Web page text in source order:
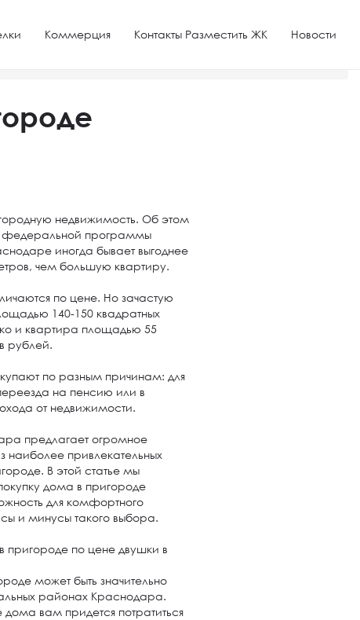
Коммерция Контакты Разместить ЖК Новости
недвижимость. Об этом
федеральной программы
иногда бывает выгоднее
чем большую квартиру.
по цене. Но зачастую
140-150 квадратных
и квартира площадью 55
рублей.
по разным причинам: для
на пенсию или в
от недвижимости.
предлагает огромное
наиболее привлекательных
В этой статье мы
дома в пригороде
для комфортного
и минусы такого выбора.
по цене двушки в
может быть значительно
районах Краснодара.
дома вам придется потратиться